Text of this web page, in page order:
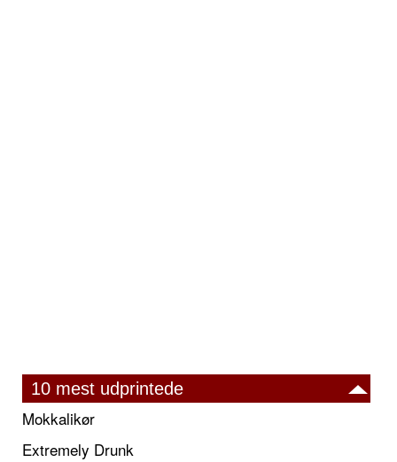
10 mest udprintede
Mokkalikør
Extremely Drunk